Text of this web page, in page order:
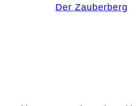
Der Zauberberg